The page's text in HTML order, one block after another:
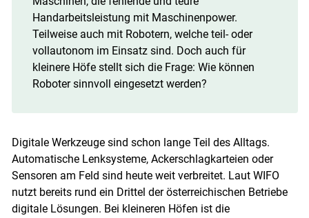
Handarbeitsleistung mit Maschinenpower.
Teilweise auch mit Robotern, welche teil- oder
vollautonom im Einsatz sind. Doch auch für
kleinere Höfe stellt sich die Frage: Wie können
Roboter sinnvoll eingesetzt werden?
Digitale Werkzeuge sind schon lange Teil des Alltags.
Automatische Lenksysteme, Ackerschlagkarteien oder
Sensoren am Feld sind heute weit verbreitet. Laut WIFO
nutzt bereits rund ein Drittel der österreichischen Betriebe
digitale Lösungen. Bei kleineren Höfen ist die